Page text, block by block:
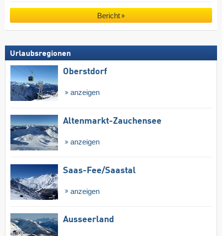
Bericht
Urlaubsregionen
Oberstdorf
anzeigen
Altenmarkt-Zauchensee
anzeigen
Saas-Fee/​Saastal
anzeigen
Ausseerland